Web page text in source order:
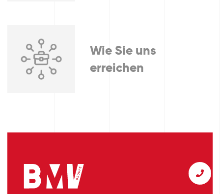
Wie Sie uns
erreichen